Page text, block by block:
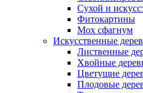
Сухой и
Фитокартины
Мох сфагнум
Искусственные
Лиственные
Хвойные
Цветущие
Плодовые